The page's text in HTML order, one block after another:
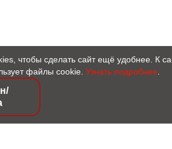
чтобы сделать сайт ещё удобнее. К
файлы cookie. Узнать подробнее